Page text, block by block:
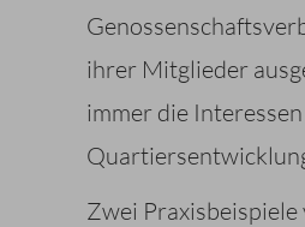
ihrer Mitglieder
immer die
Zwei